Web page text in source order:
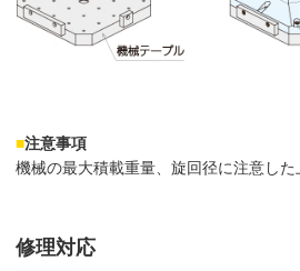
■注意事項
機械の最大積載重量、旋回径に注意した
修理対応